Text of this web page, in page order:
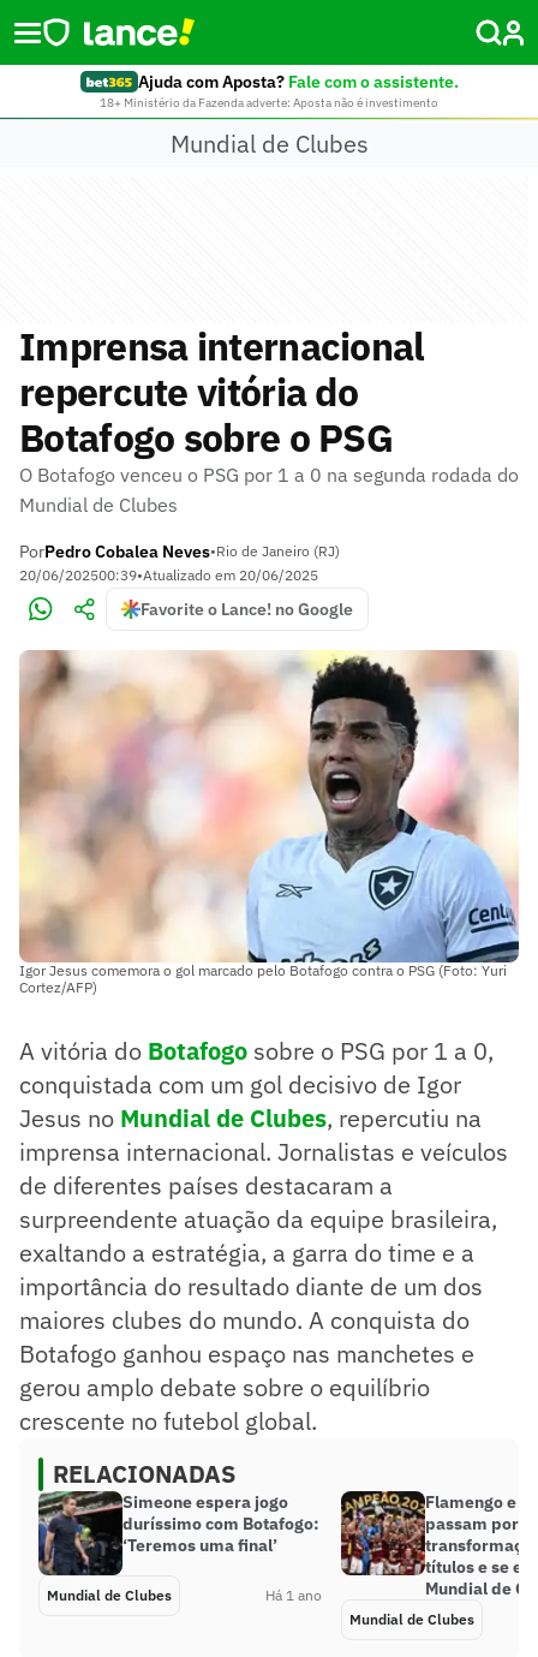
Ajuda com Aposta? Fale com o assistente.
18+ Ministério da Fazenda adverte: Aposta não é investimento
Mundial de Clubes
Imprensa internacional
repercute vitória do
Botafogo sobre o PSG
O Botafogo venceu o PSG por 1 a 0 na segunda rodada do
Mundial de Clubes
PorPedro Cobalea Neves•Rio de Janeiro (RJ)
20/06/202500:39•Atualizado em 20/06/2025
Favorite o Lance! no Google
Igor Jesus comemora o gol marcado pelo Botafogo contra o PSG (Foto: Yuri
Cortez/AFP)
A vitória do Botafogo sobre o PSG por 1 a 0,
conquistada com um gol decisivo de Igor
Jesus no Mundial de Clubes, repercutiu na
imprensa internacional. Jornalistas e veículos
de diferentes países destacaram a
surpreendente atuação da equipe brasileira,
exaltando a estratégia, a garra do time e a
importância do resultado diante de um dos
maiores clubes do mundo. A conquista do
Botafogo ganhou espaço nas manchetes e
gerou amplo debate sobre o equilíbrio
crescente no futebol global.
RELACIONADAS
Simeone espera jogo
duríssimo com Botafogo:
‘Teremos uma final’
Mundial de Clubes Há 1 ano
Flamengo e
passam por
títulos e se
Mundial de
Mundial de Clubes